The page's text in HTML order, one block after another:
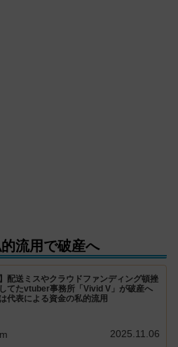
流用で破産へ
】配送ミスやクラウドファンディング頓挫
てたvtuber事務所「Vivid V」が破産へ
代表による資金の私的流用
2025.11.06